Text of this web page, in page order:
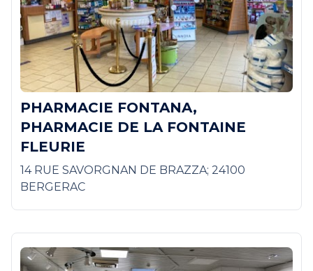
PHARMACIE FONTANA,
PHARMACIE DE LA FONTAINE
FLEURIE
14 RUE SAVORGNAN DE BRAZZA; 24100
BERGERAC